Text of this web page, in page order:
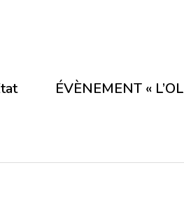
ÉVÈNEMENT «